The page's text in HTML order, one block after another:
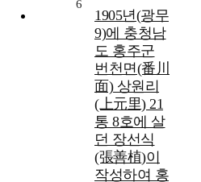
6
1905년(광무
9)에 충청남
도 홍주군
번천면(番川
面) 상원리
(上元里) 21
통 8호에 살
던 장선식
(張善植)이
작성하여 홍